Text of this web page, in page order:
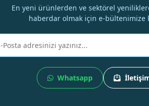
En yeni ürünlerden ve sektörel
haberdar olmak için e-bültenimize
Whatsapp